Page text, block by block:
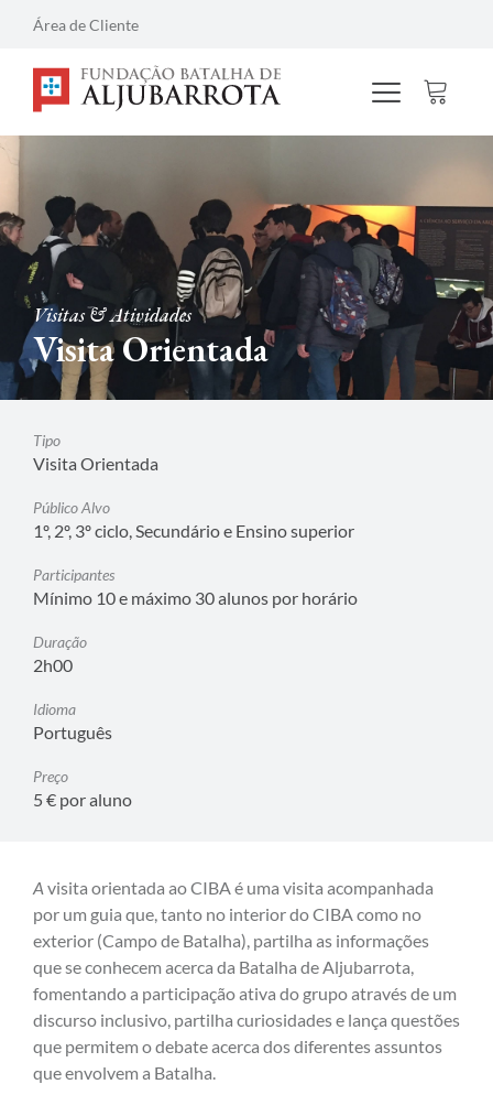
Área de Cliente
Visitas & Atividades
Visita Orientada
Tipo
Visita Orientada
Público Alvo
1º, 2º, 3º ciclo, Secundário e Ensino superior
Participantes
Mínimo 10 e máximo 30 alunos por horário
Duração
2h00
Idioma
Português
Preço
5 € por aluno
A visita orientada ao CIBA é uma visita acompanhada
por um guia que, tanto no interior do CIBA como no
exterior (Campo de Batalha), partilha as informações
que se conhecem acerca da Batalha de Aljubarrota,
fomentando a participação ativa do grupo através de um
discurso inclusivo, partilha curiosidades e lança questões
que permitem o debate acerca dos diferentes assuntos
que envolvem a Batalha.